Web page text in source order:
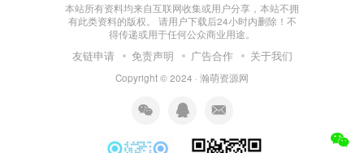
本站所有资料均来自互联网收集或用户分享，本站不拥
有此类资料的版权。 请用户下载后24小时内删除！不
得传递或用于任何公众商业用途。
友链申请 免责声明 广告合作 关于我们
Copyright © 2024 · 瀚萌资源网